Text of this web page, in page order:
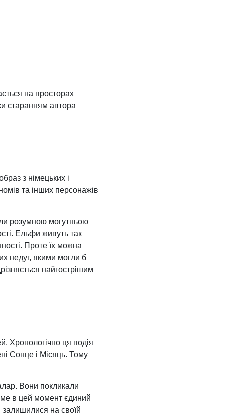
на просторах
старанням автора
з німецьких і
та інших персонажів
розумною могутньою
Ельфи живуть так
Проте їх можна
недуг, якими могли б
найгострішим
Хронологічно ця подія
Сонце і Місяць. Тому
Вони покликали
в цей момент єдиний
залишилися на своїй